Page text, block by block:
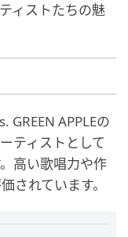
ィストたちの魅
GREEN APPLEの
ティストとして
高い歌唱力や作
されています。